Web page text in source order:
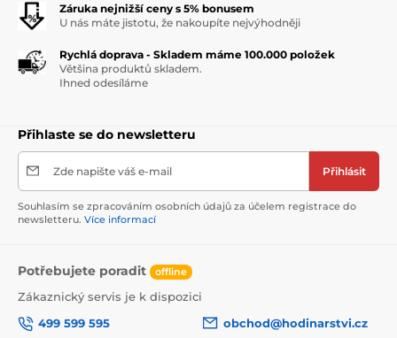
Záruka nejnižší ceny s 5% bonusem
U nás máte jistotu, že nakoupíte nejvýhodněji
Rychlá doprava - Skladem máme 100.000 položek
Většina produktů skladem.
Ihned odesíláme
Přihlaste se do newsletteru
Zde napište váš e-mail Přihlásit
Souhlasím se zpracováním osobních údajů za účelem registrace do
newsletteru. Více informací
Potřebujete poradit offline
Zákaznický servis je k dispozici
499 599 595
obchod@hodinarstvi.cz